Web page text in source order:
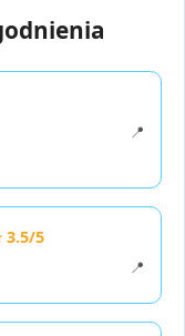
📍
3.5/5
📍